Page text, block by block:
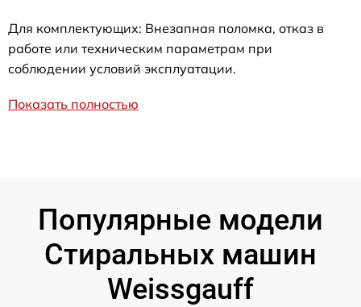
Для комплектующих: Внезапная поломка, отказ в
работе или техническим параметрам при
соблюдении условий эксплуатации.
Показать полностью
Популярные модели
Стиральных машин
Weissgauff